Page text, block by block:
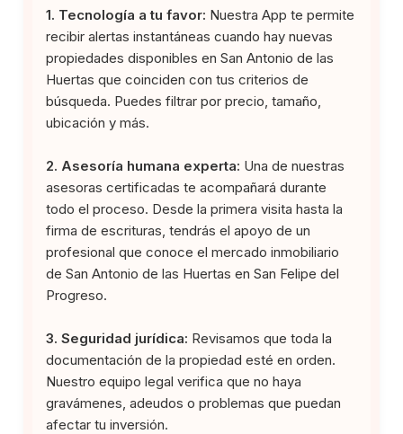
1. Tecnología a tu favor: Nuestra App te permite
recibir alertas instantáneas cuando hay nuevas
propiedades disponibles en San Antonio de las
Huertas que coinciden con tus criterios de
búsqueda. Puedes filtrar por precio, tamaño,
ubicación y más.
2. Asesoría humana experta: Una de nuestras
asesoras certificadas te acompañará durante
todo el proceso. Desde la primera visita hasta la
firma de escrituras, tendrás el apoyo de un
profesional que conoce el mercado inmobiliario
de San Antonio de las Huertas en San Felipe del
Progreso.
3. Seguridad jurídica: Revisamos que toda la
documentación de la propiedad esté en orden.
Nuestro equipo legal verifica que no haya
gravámenes, adeudos o problemas que puedan
afectar tu inversión.